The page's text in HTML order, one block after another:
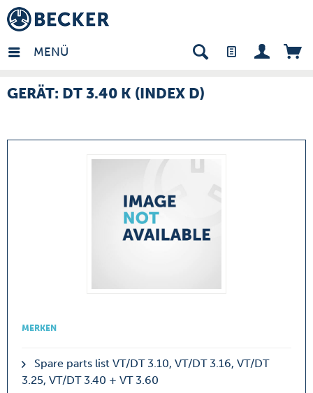
MENÜ
- DE
GERÄT: DT 3.40 K (INDEX D)
MERKEN
Spare parts list VT/DT 3.10, VT/DT 3.16, VT/DT
3.25, VT/DT 3.40 + VT 3.60